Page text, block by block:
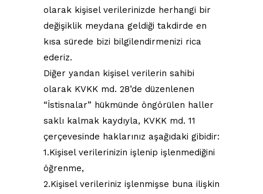
olarak kişisel verilerinizde herhangi bir
değişiklik meydana geldiği takdirde en
kısa sürede bizi bilgilendirmenizi rica
ederiz.
Diğer yandan kişisel verilerin sahibi
olarak KVKK md. 28’de düzenlenen
“İstisnalar” hükmünde öngörülen haller
saklı kalmak kaydıyla, KVKK md. 11
çerçevesinde haklarınız aşağıdaki gibidir:
1.Kişisel verilerinizin işlenip işlenmediğini
öğrenme,
2.Kişisel verileriniz işlenmişse buna ilişkin